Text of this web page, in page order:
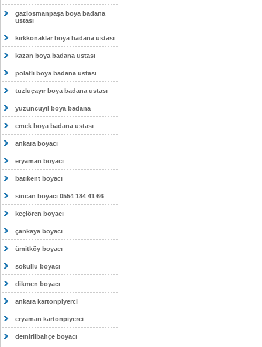
gaziosmanpaşa boya badana
ustası
kırkkonaklar boya badana ustası
kazan boya badana ustası
polatlı boya badana ustası
tuzluçayır boya badana ustası
yüzüncüyıl boya badana
emek boya badana ustası
ankara boyacı
eryaman boyacı
batıkent boyacı
sincan boyacı 0554 184 41 66
keçiören boyacı
çankaya boyacı
ümitköy boyacı
sokullu boyacı
dikmen boyacı
ankara kartonpiyerci
eryaman kartonpiyerci
demirlibahçe boyacı